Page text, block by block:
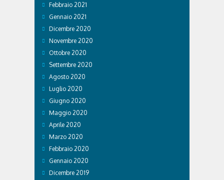
Febbraio 2021
Gennaio 2021
Dicembre 2020
Novembre 2020
Ottobre 2020
Settembre 2020
Agosto 2020
Luglio 2020
Giugno 2020
Maggio 2020
Aprile 2020
Marzo 2020
Febbraio 2020
Gennaio 2020
Dicembre 2019